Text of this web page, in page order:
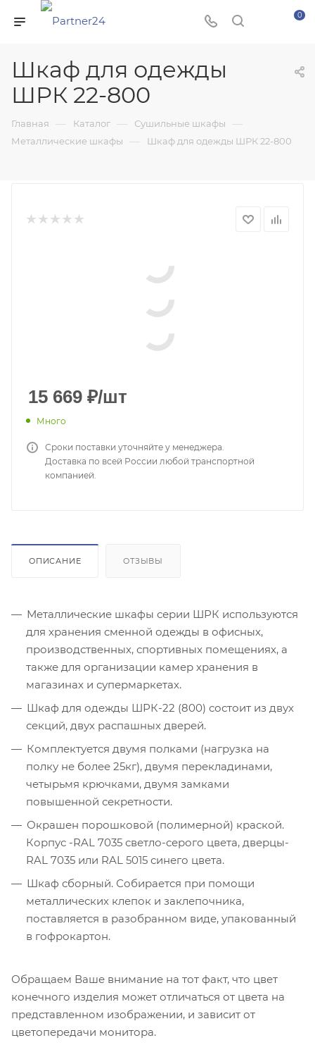
0
Шкаф для одежды
ШРК 22-800
Главная — Каталог — Сушильные шкафы —
Металлические шкафы — Шкаф для одежды ШРК 22-800
15 669 ₽/шт
Много
Сроки поставки уточняйте у менеджера.
Доставка по всей России любой транспортной
компанией.
ОПИСАНИЕ ОТЗЫВЫ
Металлические шкафы серии ШРК используются
для хранения сменной одежды в офисных,
производственных, спортивных помещениях, а
также для организации камер хранения в
магазинах и супермаркетах.
Шкаф для одежды ШРК-22 (800) состоит из двух
секций, двух распашных дверей.
Комплектуется двумя полками (нагрузка на
полку не более 25кг), двумя перекладинами,
четырьмя крючками, двумя замками
повышенной секретности.
Окрашен порошковой (полимерной) краской.
Корпус -RAL 7035 светло-серого цвета, дверцы-
RAL 7035 или RAL 5015 синего цвета.
Шкаф сборный. Собирается при помощи
металлических клепок и заклепочника,
поставляется в разобранном виде, упакованный
в гофрокартон.
Обращаем Ваше внимание на тот факт, что цвет
конечного изделия может отличаться от цвета на
представленном изображении, и зависит от
цветопередачи монитора.